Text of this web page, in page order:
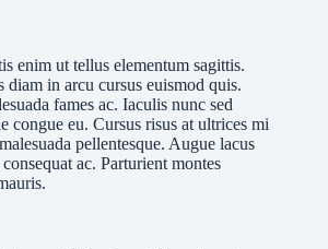
enim ut tellus elementum sagittis.
diam in arcu cursus euismod quis.
fames ac. Iaculis nunc sed
congue eu. Cursus risus at ultrices mi
pellentesque. Augue lacus
ac. Parturient montes